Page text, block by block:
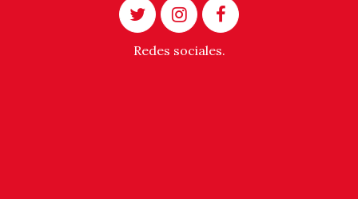
Redes sociales.